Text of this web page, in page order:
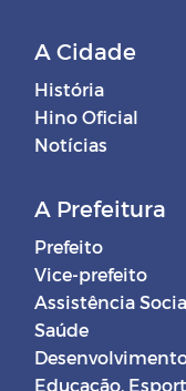
A Cidade
História
Hino Oficial
Notícias
A Prefeitura
Prefeito
Vice-prefeito
Assistência
Saúde
Educação,